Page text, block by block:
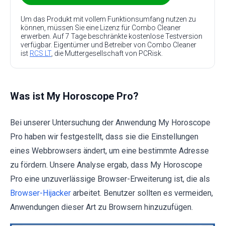
Um das Produkt mit vollem Funktionsumfang nutzen zu
können, müssen Sie eine Lizenz für Combo Cleaner
erwerben. Auf 7 Tage beschränkte kostenlose Testversion
verfügbar. Eigentümer und Betreiber von Combo Cleaner
ist RCS LT, die Muttergesellschaft von PCRisk.
Was ist My Horoscope Pro?
Bei unserer Untersuchung der Anwendung My Horoscope
Pro haben wir festgestellt, dass sie die Einstellungen
eines Webbrowsers ändert, um eine bestimmte Adresse
zu fördern. Unsere Analyse ergab, dass My Horoscope
Pro eine unzuverlässige Browser-Erweiterung ist, die als
Browser-Hijacker arbeitet. Benutzer sollten es vermeiden,
Anwendungen dieser Art zu Browsern hinzuzufügen.